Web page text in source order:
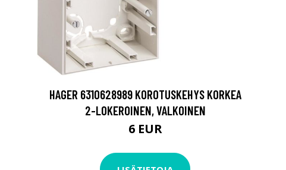
HAGER 6310628989 KOROTUSKEHYS KORKEA
2-LOKEROINEN, VALKOINEN
6 EUR